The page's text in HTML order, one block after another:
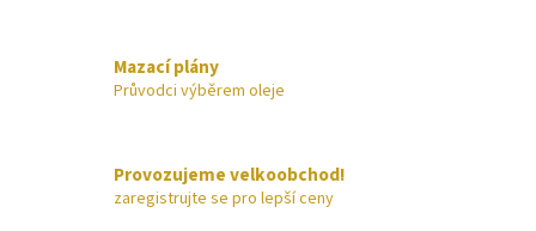
Mazací plány
Průvodci výběrem oleje
Provozujeme velkoobchod!
zaregistrujte se pro lepší ceny